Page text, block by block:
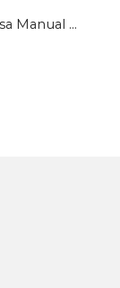
Pekárenská Pec LineMicro Lisa Manual Elektro/XF013